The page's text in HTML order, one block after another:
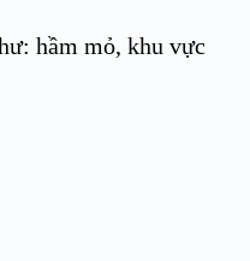
hầm mỏ, khu vực